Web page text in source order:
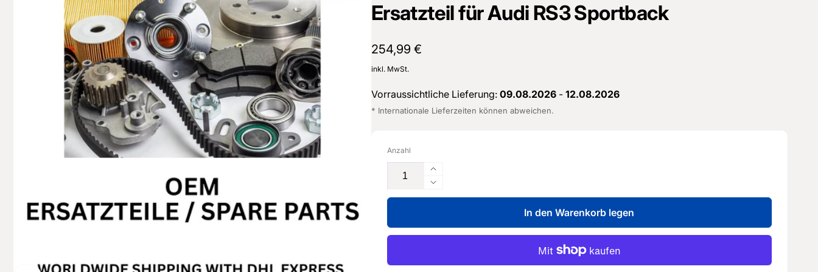
Ersatzteil für Audi RS3 Sportback
Normaler
Preis
254,99 €
inkl. MwSt.
Vorraussichtliche Lieferung: 09.08.2026- 12.08.2026
* Internationale Lieferzeiten können abweichen.
Anzahl
Erhöhe
die
Menge
Achslenker
-
505
Verringere
die
für
Achslenker
5Q0
In den Warenkorb legen